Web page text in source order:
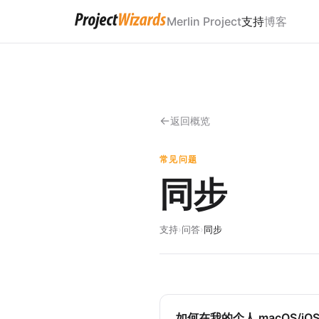
Merlin Project支持博客
返回概览
常见问题
同步
支持›问答›同步